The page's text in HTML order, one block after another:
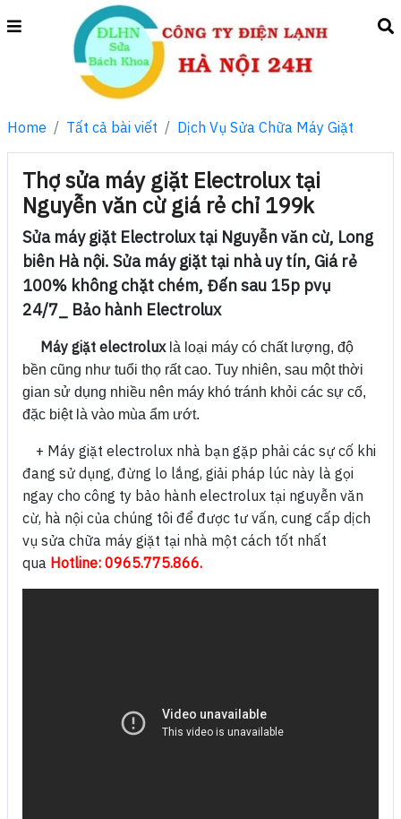
Home Tất cả bài viết Dịch Vụ Sửa Chữa Máy Giặt
Thợ sửa máy giặt Electrolux tại
Nguyễn văn cừ giá rẻ chỉ 199k
Sửa máy giặt Electrolux tại Nguyễn văn cừ, Long
biên Hà nội. Sửa máy giặt tại nhà uy tín, Giá rẻ
100% không chặt chém, Đến sau 15p pvụ
24/7_ Bảo hành Electrolux
Máy giặt electroluxlà loại máy có chất lượng, độ
bền cũng như tuổi thọ rất cao. Tuy nhiên, sau một thời
gian sử dụng nhiều nên máy khó tránh khỏi các sự cố,
đặc biệt là vào mùa ẩm ướt.
+ Máy giặt electrolux nhà bạn gặp phải các sự cố khi
đang sử dụng, đừng lo lắng, giải pháp lúc này là gọi
ngay cho công ty bảo hành electrolux tại nguyễn văn
cừ, hà nội của chúng tôi để được tư vấn, cung cấp dịch
vụ sửa chữa máy giặt tại nhà một cách tốt nhất
qua Hotline: 0965.775.866.